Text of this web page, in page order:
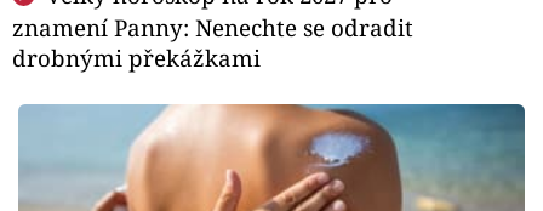
znamení Panny: Nenechte se odradit
drobnými překážkami